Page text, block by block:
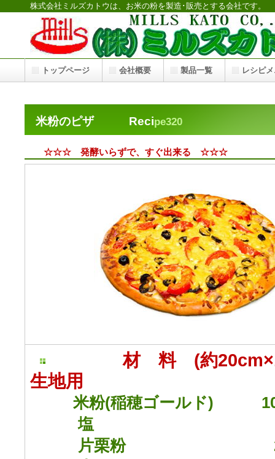
株式会社ミルズカトウは、お米の粉を製造･販売とする会社です。
米粉のピザ Recipe320
☆☆☆ 発酵いらずで、すぐ出来る ☆☆☆
材 料 (約20cm×1
生地用
米粉(稲穂ゴールド)
塩
片栗粉
トップページ 会社概要 製品一覧 レシピ